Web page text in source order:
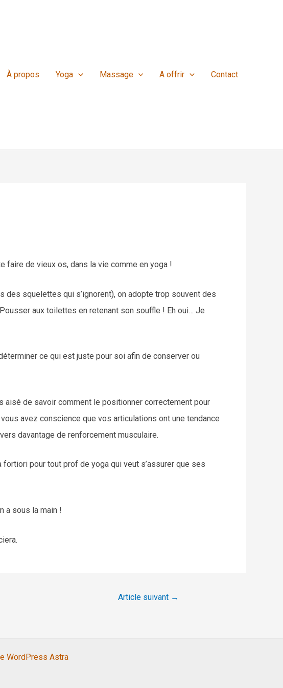
À propos Yoga Massage A offrir Contact
faire de vieux os, dans la vie comme en yoga !
des squelettes qui s’ignorent), on adopte trop souvent des
aux toilettes en retenant son souffle ! Eh oui… Je
ce qui est juste pour soi afin de conserver ou
de savoir comment le positionner correctement pour
avez conscience que vos articulations ont une tendance
davantage de renforcement musculaire.
pour tout prof de yoga qui veut s’assurer que ses
a sous la main !
Article suivant →
WordPress Astra